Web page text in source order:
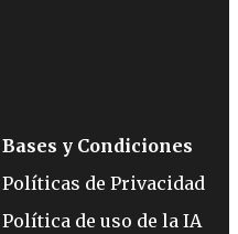
Bases y Condiciones
Políticas de Privacidad
Política de uso de la IA